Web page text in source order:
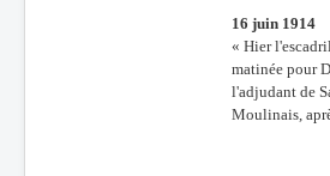
16 juin 1914
« Hier
matinée pour
l'adjudant de
Moulinais,